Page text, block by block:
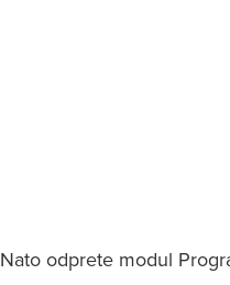
Nato odprete modul